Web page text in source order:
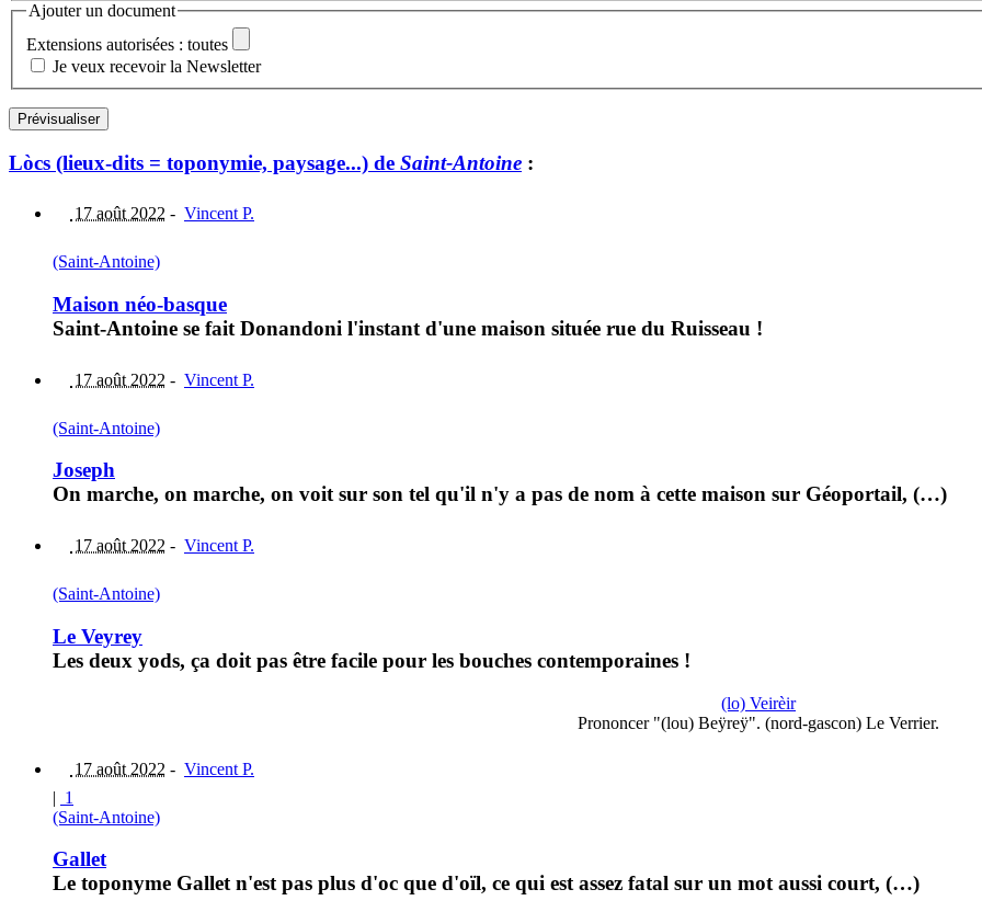
Ajouter un document
Extensions autorisées : toutes
Je veux recevoir la Newsletter
Lòcs (lieux-dits = toponymie, paysage...) de Saint-Antoine :
17 août 2022 - Vincent P.
(Saint-Antoine)
Maison néo-basque
Saint-Antoine se fait Donandoni l'instant d'une maison située rue du Ruisseau !
17 août 2022 - Vincent P.
(Saint-Antoine)
Joseph
On marche, on marche, on voit sur son tel qu'il n'y a pas de nom à cette maison sur Géoportail, (…)
17 août 2022 - Vincent P.
(Saint-Antoine)
Le Veyrey
Les deux yods, ça doit pas être facile pour les bouches contemporaines !
(lo) Veirèir
Prononcer "(lou) Beÿreÿ". (nord-gascon) Le Verrier.
17 août 2022 - Vincent P.
| 1
(Saint-Antoine)
Gallet
Le toponyme Gallet n'est pas plus d'oc que d'oïl, ce qui est assez fatal sur un mot aussi court, (…)